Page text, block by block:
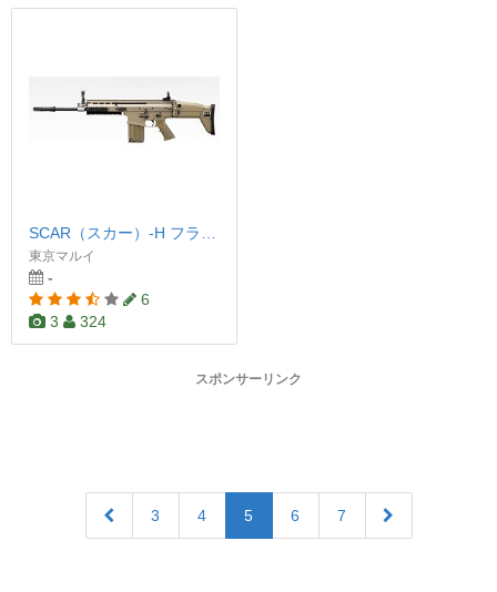
SCAR（スカー）-H フラット・ダークアース
東京マルイ
-
6
3
324
スポンサーリンク
3 4 5 6 7